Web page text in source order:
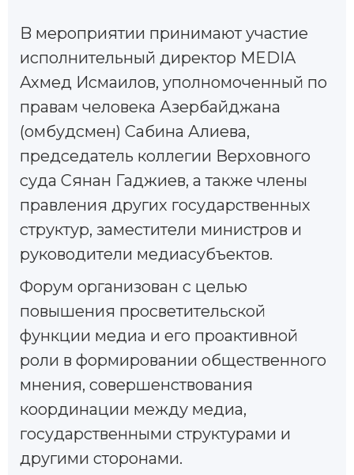
B мероприятии принимают участие
исполнительный директор MEDIA
Ахмед Исмаилов, уполномоченный по
правам человека Азербайджана
(омбудсмен) Сабина Алиева,
председатель коллегии Верховного
суда Сянан Гаджиев, а также члены
правления других государственных
структур, заместители министров и
руководители медиасубъектов.
Форум организован с целью
повышения просветительской
функции медиа и его проактивной
роли в формировании общественного
мнения, совершенствования
координации между медиа,
государственными структурами и
другими сторонами.